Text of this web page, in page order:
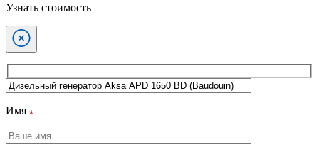
Узнать стоимость
Имя